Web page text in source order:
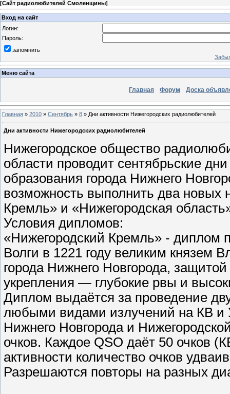
[Сайт радиолюбителей Смоленщины]
Вход на сайт
Логин:
Пароль:
запомнить
Меню сайта
Главная Форум Доска
Главная » 2010 » Сентябрь » 8 » Дни активности Нижегородских радиолюбителей
Дни активности Нижегородских радиолюбителей
Нижегородское общество
области проводит сентябрьские
образования города Нижнего
возможность выполнить два новых
Кремль» и «Нижегородская
Условия дипломов:
«Нижегородский Кремль» - диплом
Волги в 1221 году великим
города Нижнего Новгорода,
укрепления — глубокие рвы и
Диплом выдаётся за проведение
любыми видами излучений на КВ и
Нижнего Новгорода и
очков. Каждое QSO даёт 50 очков
активности количество очков
Разрешаются повторы на разных